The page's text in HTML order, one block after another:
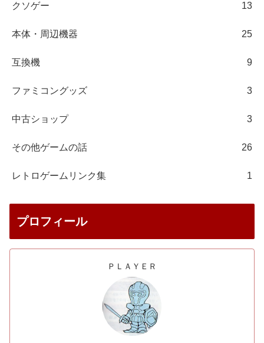
クソゲー 13
本体・周辺機器 25
互換機 9
ファミコングッズ 3
中古ショップ 3
その他ゲームの話 26
レトロゲームリンク集 1
プロフィール
ＰＬＡＹＥＲ